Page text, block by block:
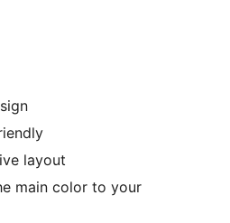
layout
main color to your